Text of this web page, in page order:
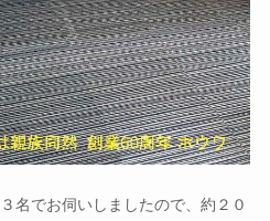
名でお伺いしましたので、約２０